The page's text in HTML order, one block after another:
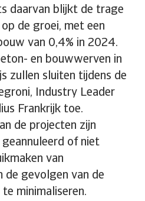
daarvan blijkt de trage
de groei, met een
van 0,4% in 2024.
en bouwwerven in
zullen sluiten tijdens de
Industry Leader
Frankrijk toe.
de projecten zijn
of niet
van
gevolgen van de
minimaliseren.